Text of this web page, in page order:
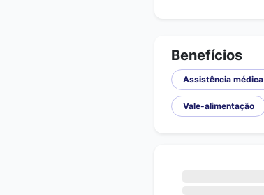
Benefícios
Assistência médica
Vale-alimentação